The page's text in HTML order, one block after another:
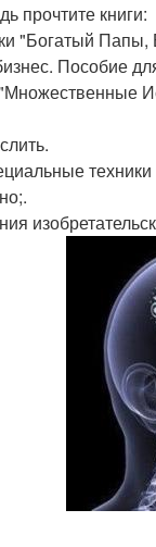
прочтите книги:
"Богатый
Пособие